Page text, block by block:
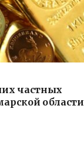
частных
области